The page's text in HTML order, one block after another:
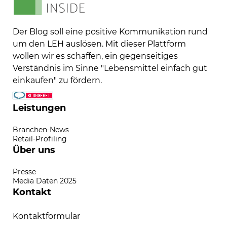
Der Blog soll eine positive Kommunikation rund
um den LEH auslösen. Mit dieser Plattform
wollen wir es schaffen, ein gegenseitiges
Verständnis im Sinne "Lebensmittel einfach gut
einkaufen" zu fördern.
Leistungen
Branchen-News
Retail-Profiling
Über uns
Presse
Media Daten 2025
Kontakt
Kontaktformular